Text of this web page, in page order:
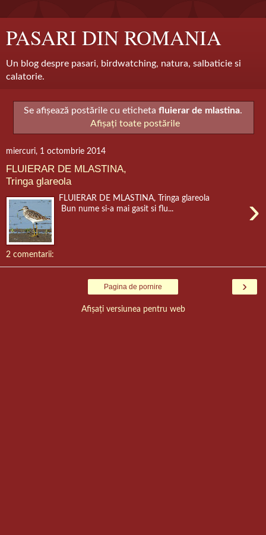
PASARI DIN ROMANIA
Un blog despre pasari, birdwatching, natura, salbaticie si
calatorie.
Se afișează postările cu eticheta fluierar de mlastina.
Afișați toate postările
miercuri, 1 octombrie 2014
FLUIERAR DE MLASTINA,
Tringa glareola
›
FLUIERAR DE MLASTINA, Tringa glareola
Bun nume si-a mai gasit si flu...
2 comentarii:
›
Pagina de pornire
Afișați versiunea pentru web